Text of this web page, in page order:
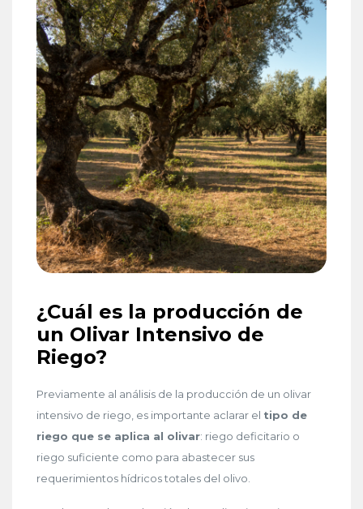
¿Cuál es la producción de
un Olivar Intensivo de
Riego?
Previamente al análisis de la producción de un olivar
intensivo de riego, es importante aclarar el tipo de
riego que se aplica al olivar: riego deficitario o
riego suficiente como para abastecer sus
requerimientos hídricos totales del olivo.